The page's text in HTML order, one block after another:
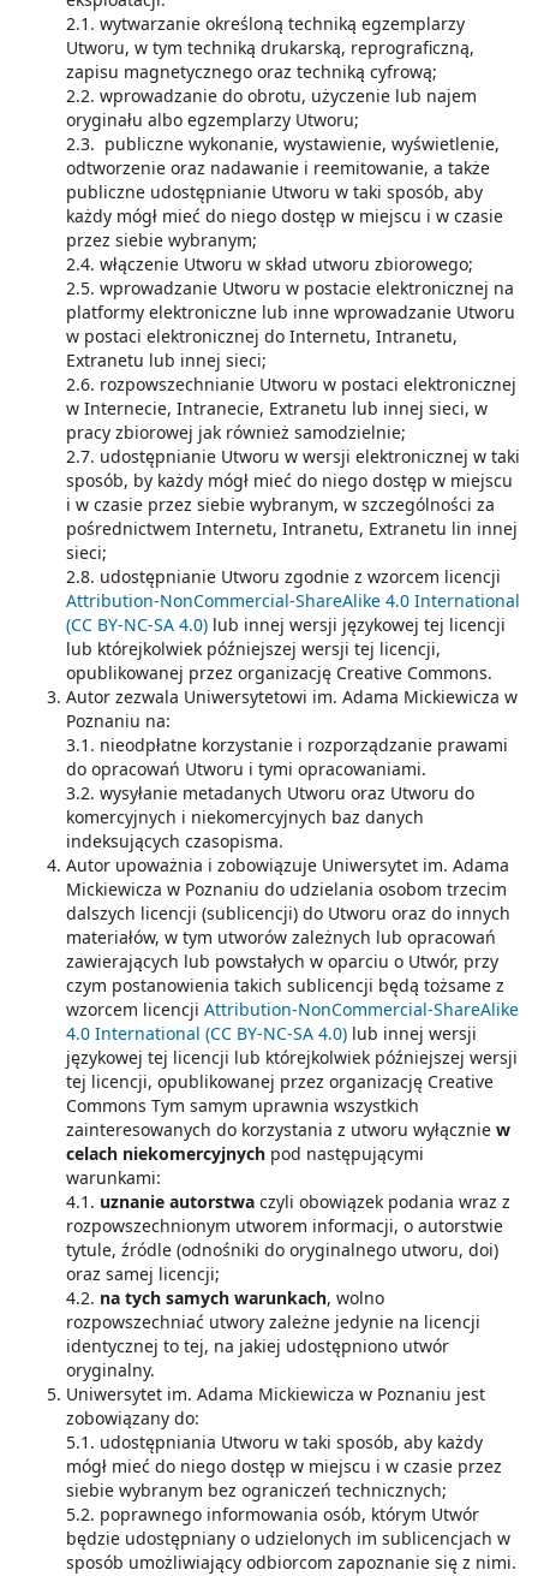
2.1. wytwarzanie określoną techniką egzemplarzy
Utworu, w tym techniką drukarską, reprograficzną,
zapisu magnetycznego oraz techniką cyfrową;
2.2. wprowadzanie do obrotu, użyczenie lub najem
oryginału albo egzemplarzy Utworu;
2.3. publiczne wykonanie, wystawienie, wyświetlenie,
odtworzenie oraz nadawanie i reemitowanie, a także
publiczne udostępnianie Utworu w taki sposób, aby
każdy mógł mieć do niego dostęp w miejscu i w czasie
przez siebie wybranym;
2.4. włączenie Utworu w skład utworu zbiorowego;
2.5. wprowadzanie Utworu w postacie elektronicznej na
platformy elektroniczne lub inne wprowadzanie Utworu
w postaci elektronicznej do Internetu, Intranetu,
Extranetu lub innej sieci;
2.6. rozpowszechnianie Utworu w postaci elektronicznej
w Internecie, Intranecie, Extranetu lub innej sieci, w
pracy zbiorowej jak również samodzielnie;
2.7. udostępnianie Utworu w wersji elektronicznej w taki
sposób, by każdy mógł mieć do niego dostęp w miejscu
i w czasie przez siebie wybranym, w szczególności za
pośrednictwem Internetu, Intranetu, Extranetu lin innej
sieci;
2.8. udostępnianie Utworu zgodnie z wzorcem licencji
Attribution-NonCommercial-ShareAlike 4.0 International
(CC BY-NC-SA 4.0) lub innej wersji językowej tej licencji
lub którejkolwiek późniejszej wersji tej licencji,
opublikowanej przez organizację Creative Commons.
Autor zezwala Uniwersytetowi im. Adama Mickiewicza w
Poznaniu na:
3.1. nieodpłatne korzystanie i rozporządzanie prawami
do opracowań Utworu i tymi opracowaniami.
3.2. wysyłanie metadanych Utworu oraz Utworu do
komercyjnych i niekomercyjnych baz danych
indeksujących czasopisma.
Autor upoważnia i zobowiązuje Uniwersytet im. Adama
Mickiewicza w Poznaniu do udzielania osobom trzecim
dalszych licencji (sublicencji) do Utworu oraz do innych
materiałów, w tym utworów zależnych lub opracowań
zawierających lub powstałych w oparciu o Utwór, przy
czym postanowienia takich sublicencji będą tożsame z
wzorcem licencji Attribution-NonCommercial-ShareAlike
4.0 International (CC BY-NC-SA 4.0) lub innej wersji
językowej tej licencji lub którejkolwiek późniejszej wersji
tej licencji, opublikowanej przez organizację Creative
Commons Tym samym uprawnia wszystkich
zainteresowanych do korzystania z utworu wyłącznie w
celach niekomercyjnych pod następującymi
warunkami:
4.1. uznanie autorstwa czyli obowiązek podania wraz z
rozpowszechnionym utworem informacji, o autorstwie
tytule, źródle (odnośniki do oryginalnego utworu, doi)
oraz samej licencji;
4.2. na tych samych warunkach, wolno
rozpowszechniać utwory zależne jedynie na licencji
identycznej to tej, na jakiej udostępniono utwór
oryginalny.
Uniwersytet im. Adama Mickiewicza w Poznaniu jest
zobowiązany do:
5.1. udostępniania Utworu w taki sposób, aby każdy
mógł mieć do niego dostęp w miejscu i w czasie przez
siebie wybranym bez ograniczeń technicznych;
5.2. poprawnego informowania osób, którym Utwór
będzie udostępniany o udzielonych im sublicencjach w
sposób umożliwiający odbiorcom zapoznanie się z nimi.